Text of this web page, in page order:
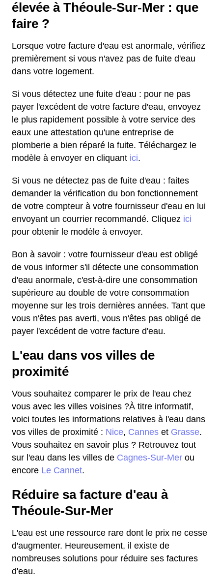
élevée à Théoule-Sur-Mer : que
faire ?
Lorsque votre facture d'eau est anormale, vérifiez
premièrement si vous n'avez pas de fuite d'eau
dans votre logement.
Si vous détectez une fuite d'eau : pour ne pas
payer l'excédent de votre facture d'eau, envoyez
le plus rapidement possible à votre service des
eaux une attestation qu'une entreprise de
plomberie a bien réparé la fuite. Téléchargez le
modèle à envoyer en cliquant ici.
Si vous ne détectez pas de fuite d'eau : faites
demander la vérification du bon fonctionnement
de votre compteur à votre fournisseur d'eau en lui
envoyant un courrier recommandé. Cliquez ici
pour obtenir le modèle à envoyer.
Bon à savoir : votre fournisseur d'eau est obligé
de vous informer s'il détecte une consommation
d'eau anormale, c'est-à-dire une consommation
supérieure au double de votre consommation
moyenne sur les trois dernières années. Tant que
vous n'êtes pas averti, vous n'êtes pas obligé de
payer l'excédent de votre facture d'eau.
L'eau dans vos villes de
proximité
Vous souhaitez comparer le prix de l'eau chez
vous avec les villes voisines ?À titre informatif,
voici toutes les informations relatives à l'eau dans
vos villes de proximité : Nice, Cannes et Grasse.
Vous souhaitez en savoir plus ? Retrouvez tout
sur l'eau dans les villes de Cagnes-Sur-Mer ou
encore Le Cannet.
Réduire sa facture d'eau à
Théoule-Sur-Mer
L'eau est une ressource rare dont le prix ne cesse
d'augmenter. Heureusement, il existe de
nombreuses solutions pour réduire ses factures
d'eau.